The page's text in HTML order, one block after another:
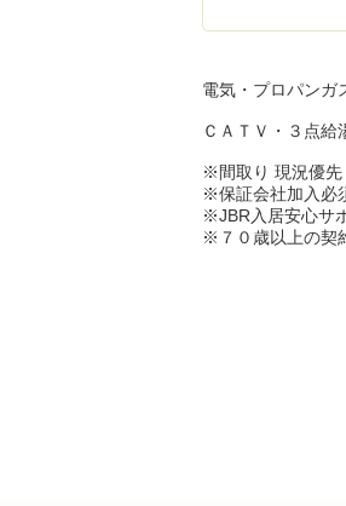
電気・プロパンガ
ＣＡＴＶ・３点給
※間取り 現況優先
※保証会社加入必
※JBR入居安心サ
※７０歳以上の契